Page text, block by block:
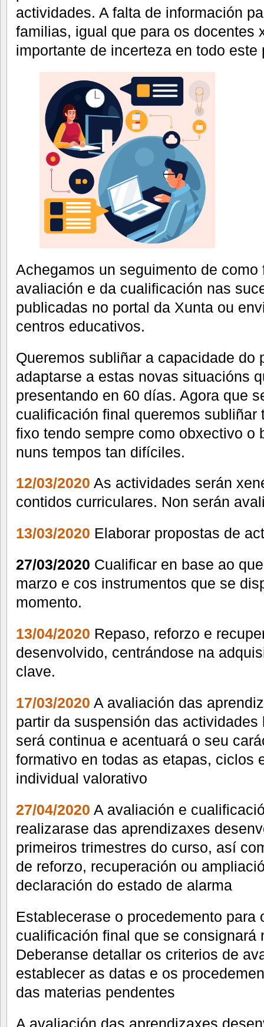
actividades. A falta de información
familias, igual que para os docentes
importante de incerteza en todo
Achegamos un seguimento de como
avaliación e da cualificación nas
publicadas no portal da Xunta ou
centros educativos.
Queremos subliñar a capacidade do
adaptarse a estas novas situacións
presentando en 60 días. Agora que
cualificación final queremos subliñar
fixo tendo sempre como obxectivo o
nuns tempos tan difíciles.
12/03/2020 As actividades serán
contidos curriculares. Non serán
13/03/2020 Elaborar propostas de
27/03/2020 Cualificar en base ao
marzo e cos instrumentos que se
momento.
13/04/2020 Repaso, reforzo e
desenvolvido, centrándose na
clave.
17/03/2020 A avaliación das
partir da suspensión das
será continua e acentuará o seu
formativo en todas as etapas, ciclos
individual valorativo
27/04/2020 A avaliación e
realizarase das aprendizaxes
primeiros trimestres do curso, así
de reforzo, recuperación ou
declaración do estado de alarma
Establecerase o procedemento para
cualificación final que se consignará
Deberanse detallar os criterios de
establecer as datas e os
das materias pendentes
A avaliación das aprendizaxes